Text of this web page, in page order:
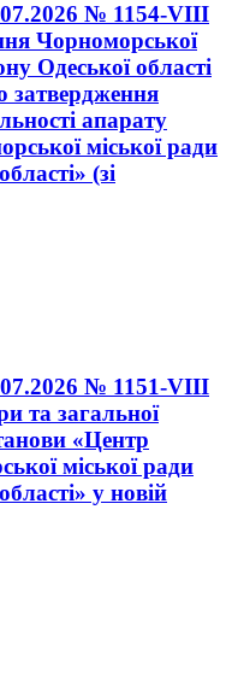
№ 1154-VIII
Чорноморської
Одеської області
затвердження
апарату
міської ради
(зі
№ 1151-VIII
та загальної
«Центр
міської ради
у новій